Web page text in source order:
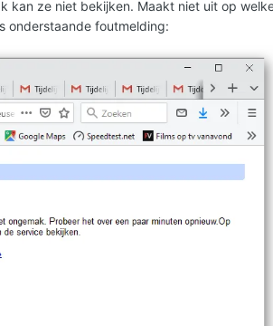
kan ze niet bekijken. Maakt niet uit op
onderstaande foutmelding: